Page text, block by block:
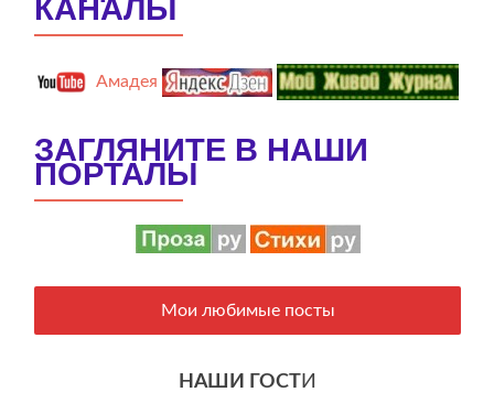
КАНАЛЫ
Амадея
ЗАГЛЯНИТЕ В НАШИ
ПОРТАЛЫ
Мои любимые посты
НАШИ ГОСТИ